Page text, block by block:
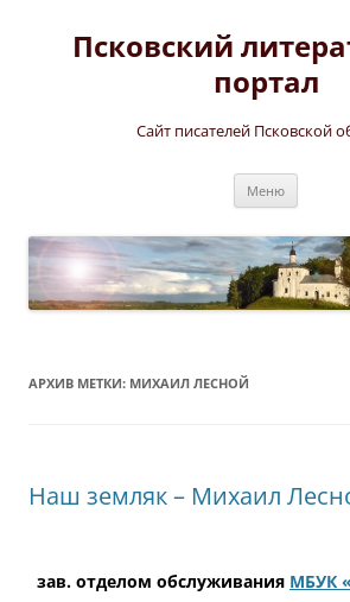
содержимому
Псковский
портал
Сайт писателей Псковской
Меню
АРХИВ МЕТКИ: МИХАИЛ ЛЕСНОЙ
Наш земляк – Михаил
зав. отделом обслуживания МБУК